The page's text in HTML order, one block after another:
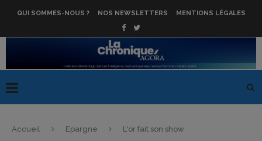
QUI SOMMES-NOUS ? NOS NEWSLETTERS MENTIONS LÉGALES
Accueil Epargne L'or fait son show